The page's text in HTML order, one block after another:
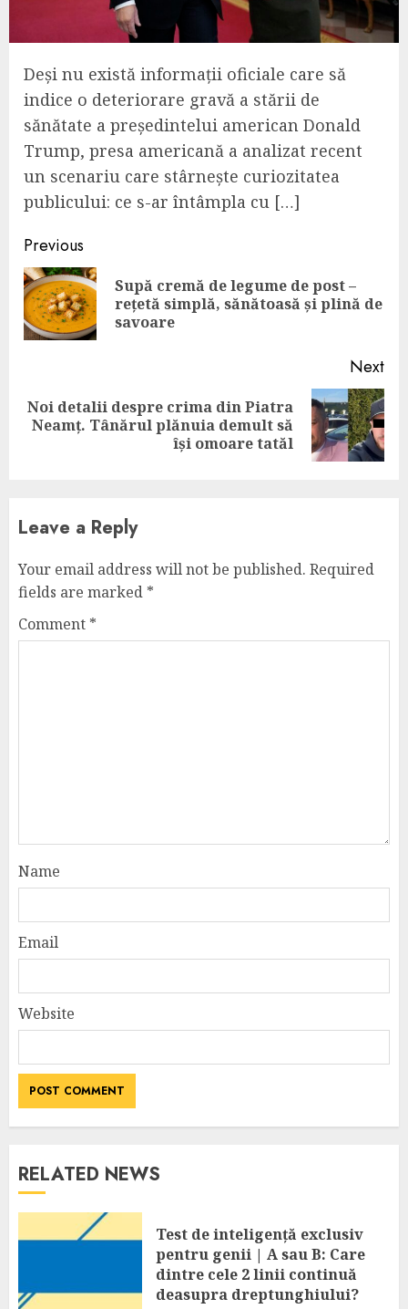
Deși nu există informații oficiale care să
indice o deteriorare gravă a stării de
sănătate a președintelui american Donald
Trump, presa americană a analizat recent
un scenariu care stârnește curiozitatea
publicului: ce s-ar întâmpla cu […]
Continue
Reading
Previous
Supă cremă de legume de post –
rețetă simplă, sănătoasă și plină de
savoare
Next
Next
Noi detalii despre crima din Piatra
Neamț. Tânărul plănuia demult să
își omoare tatăl
Leave a Reply
Your email address will not be published. Required
fields are marked *
Comment *
Name
Email
Website
RELATED NEWS
Test de inteligență exclusiv
pentru genii | A sau B: Care
dintre cele 2 linii continuă
deasupra dreptunghiului?